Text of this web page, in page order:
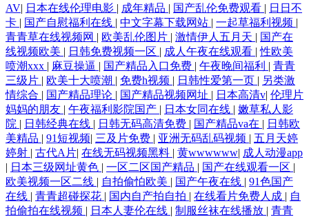
AV| 日本在线伦理电影 | 成年精品 | 国产乱伦免费观看 | 日日不
卡 | 国产自慰福利在线 | 中文字幕下载网站 | 一起草福利视频 |
青青草在线视频网 | 欧美乱伦图片 | 激情伊人五月天 | 国产在
线视频欧美 | 日韩免费视频一区 | 成人午夜在线观看 |性欧美
喷潮xxx | 麻豆操逼 | 国产精品入口免费 | 午夜晚间福利 | 青青
三级片 | 欧美十大喷潮 | 免费h视频 | 日韩性爱第一页 | 另类激
情综合 | 国产精品理论 | 国产精品视频网址 | 日本高清v| 伦理片
妈妈的朋友 | 午夜福利影院国产 | 日本女同在线 | 嫩草私人影
院 | 日韩经典在线 | 日韩无码高清免费 | 国产精品va在 | 日韩欧
美精品 | 91短视频| 三及片免费 | 亚洲无码乱码视频 | 五月天婷
婷射 | 古代A片| 在线无码视频黑料 | 黄wwwwww| 成人动漫app
| 日本三级网址黄色 | 一区二区国产精品 | 国产在线观看一区 |
欧美视频一区二线 | 自拍偷怕欧美 | 国产午夜在线 | 91色国产
在线 | 青青超碰探花 | 国内自产拍自拍 | 在线看片免费人成 | 自
拍偷拍在线视频 | 日本人妻伦在线 | 制服丝袜在线播放 | 青青